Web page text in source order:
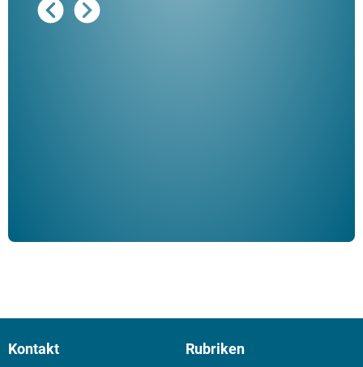
Kontakt Rubriken